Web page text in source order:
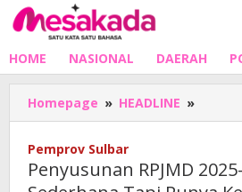
Lewati
ke
HOME NASIONAL DAERAH
Homepage » HEADLINE »
RPJMD
SDK:
Pemprov Sulbar
Penyusunan RPJMD